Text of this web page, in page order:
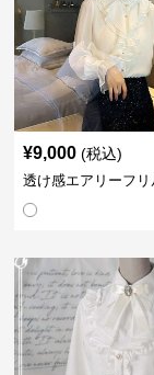
¥9,000 (税込)
透け感エアリーフ